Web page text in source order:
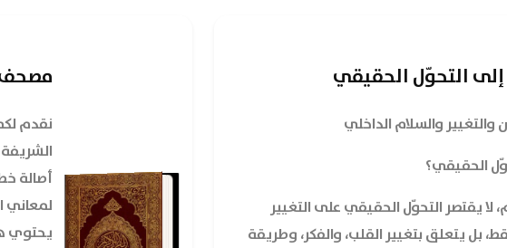
التحوّل الحقيقي
والتغيير والسلام الداخلي
الحقيقي؟
لا يقتصر التحوّل الحقيقي على التغيير
بل يتعلق بتغيير القلب، والفكر، وطريقة
مصحف
نقدم
أصالة
لمعاني
يحتوي